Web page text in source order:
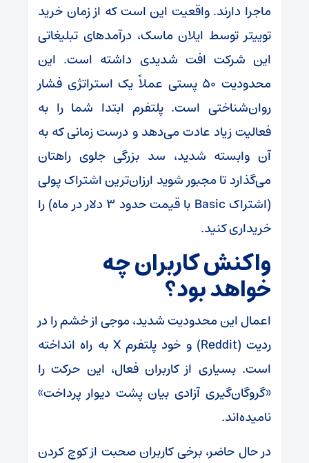
ماجرا دارند. واقعیت این است که از زمان خرید
توییتر توسط ایلان ماسک، درآمدهای تبلیغاتی
این شرکت افت شدیدی داشته است. این
محدودیت ۵۰ پستی عملاً یک استراتژی فشار
روان‌شناختی است. پلتفرم ابتدا شما را به
فعالیت زیاد عادت می‌دهد و درست زمانی که به
آن وابسته شدید، سد بزرگی جلوی راهتان
می‌گذارد تا مجبور شوید ارزان‌ترین اشتراک پولی
(اشتراک Basic با قیمت حدود ۳ دلار در ماه) را
خریداری کنید.
واکنش کاربران چه
خواهد بود؟
اعمال این محدودیت شدید، موجی از خشم را در
ردیت (Reddit) و خود پلتفرم X به راه انداخته
است. بسیاری از کاربران فعال، این حرکت را
«گروگان‌گیری آزادی بیان پشت دیوار پرداخت»
نامیده‌اند.
در حال حاضر، برخی کاربران صحبت از کوچ کردن